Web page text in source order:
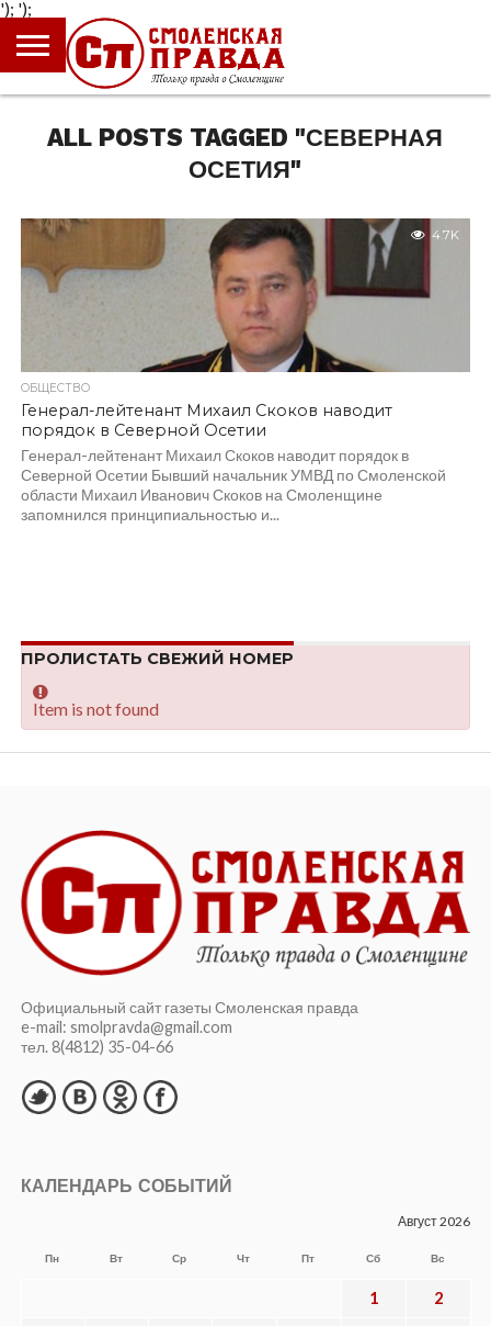
');
ГЛАВНАЯ
НОВОСТИ
ПРОИСШЕСТВИЯ
ПОЛИТИКА
КУЛЬТУРА
ЭКОНОМИКА
ОБЩЕСТВО
БЛОГИ
ALL POSTS TAGGED "СЕВЕРНАЯ
ОСЕТИЯ"
4.7K
ОБЩЕСТВО
Генерал-лейтенант Михаил Скоков наводит
порядок в Северной Осетии
Генерал-лейтенант Михаил Скоков наводит порядок в
Северной Осетии Бывший начальник УМВД по Смоленской
области Михаил Иванович Скоков на Смоленщине
запомнился принципиальностью и...
ПРОЛИСТАТЬ СВЕЖИЙ НОМЕР
Item is not found
Официальный сайт газеты Смоленская правда
e-mail: smolpravda@gmail.com
тел. 8(4812) 35-04-66
КАЛЕНДАРЬ СОБЫТИЙ
Август 2026
Пн Вт Ср Чт Пт Сб Вс
1 2
');